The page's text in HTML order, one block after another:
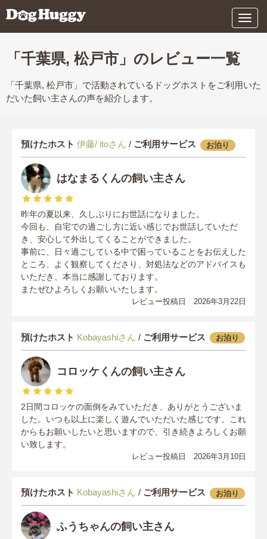
メ
ニ
「千葉県, 松戸市」のレビュー一覧
「千葉県, 松戸市」で活動されているドッグホストをご利用いた
だいた飼い主さんの声を紹介します。
預けたホスト 伊藤/ itoさん / ご利用サービス お泊り
はなまるくんの飼い主さん
昨年の夏以来、久しぶりにお世話になりました。
今回も、自宅での過ごし方に近い感じでお世話していただ
き、安心して外出してくることができました。
事前に、日々過ごしている中で困っていることをお伝えした
ところ、よく観察してくださり、対処法などのアドバイスも
いただき、本当に感謝しております。
またぜひよろしくお願いいたします。
レビュー投稿日 2026年3月22日
預けたホスト Kobayashiさん / ご利用サービス お泊り
コロッケくんの飼い主さん
2日間コロッケの面倒をみていただき、ありがとうございま
した。いつも以上に楽しく遊んでいただいた感じです。これ
からもお願いしたいと思いますので、引き続きよろしくお願
い致します。
レビュー投稿日 2026年3月10日
預けたホスト Kobayashiさん / ご利用サービス お泊り
ふうちゃんの飼い主さん